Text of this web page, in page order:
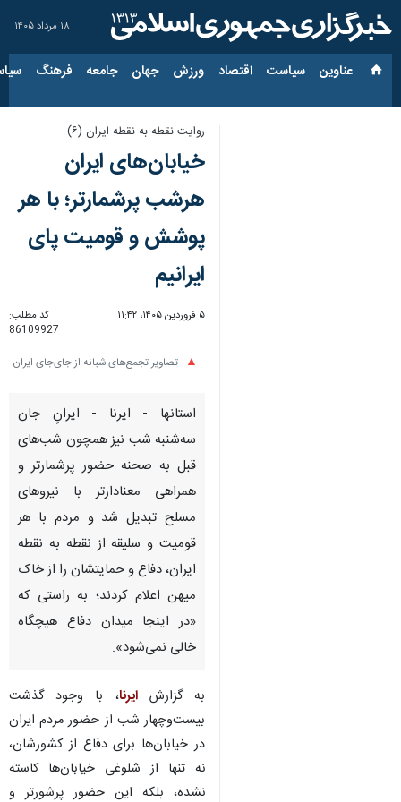
۱۸ مرداد ۱۴۰۵
عناوین‌ سیاست اقتصاد ورزش جهان جامعه فرهنگ
روایت نقطه به نقطه ایران (۶)
خیابان‌های ایران
هرشب پرشمارتر؛ با هر
پوشش و قومیت پای
ایرانیم
۵ فروردین ۱۴۰۵، ۱۱:۴۲
کد مطلب:
86109927
تصاویر تجمع‌های شبانه از جای‌جای ایران
استانها - ایرنا - ایرانِ جان
سه‌شنبه ‌شب نیز همچون شب‌های
قبل به صحنه حضور پرشمارتر و
همراهی معنادارتر با نیروهای
مسلح تبدیل شد و مردم با هر
قومیت و سلیقه از نقطه به نقطه
ایران، دفاع و حمایتشان را از خاک
میهن اعلام کردند؛ به راستی که
«در اینجا میدان دفاع هیچگاه
خالی نمی‌شود».
به گزارشایرنا، با وجود گذشت
بیست‌وچهار شب از حضور مردم ایران
در خیابان‌ها برای دفاع از کشورشان،
نه تنها از شلوغی خیابان‌ها کاسته
نشده، بلکه این حضور پرشورتر و